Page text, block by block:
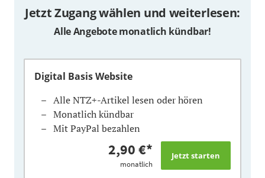
Jetzt Zugang wählen und weiterlesen:
Alle Angebote monatlich kündbar!
Digital Basis Website
Alle NTZ+-Artikel lesen oder hören
Monatlich kündbar
Mit PayPal bezahlen
2,90 €*
monatlich